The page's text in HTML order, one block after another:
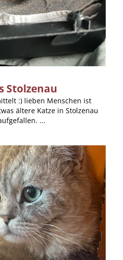
Stolzenau
:) lieben Menschen ist
ältere Katze in Stolzenau
...